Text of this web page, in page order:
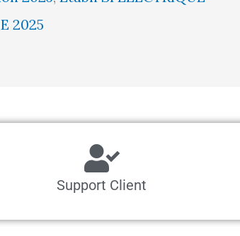
2025
Support Client